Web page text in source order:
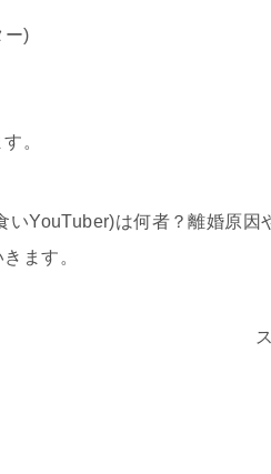
ー)
。
いYouTuber)は何者？離婚原
ます。